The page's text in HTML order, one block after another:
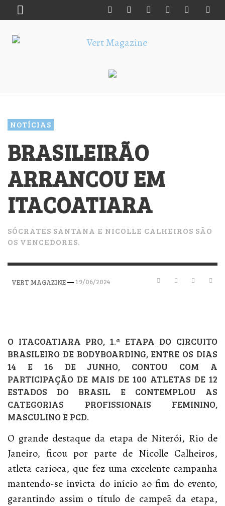
NOTÍCIAS
BRASILEIRÃO
ARRANCOU EM
ITACOATIARA
SÓCRATES SANTANA E NICOLLE CALHEIROS SÃO
OS VENCEDORES.
VERT MAGAZINE— 19/06/2024
O ITACOATIARA PRO, 1.ª ETAPA DO CIRCUITO
BRASILEIRO DE BODYBOARDING, ENTRE OS DIAS
14 E 16 DE JUNHO, CONTOU COM A
PARTICIPAÇÃO DE MAIS DE 100 ATLETAS DE 12
ESTADOS DO BRASIL E CONTEMPLOU AS
CATEGORIAS PROFISSIONAIS FEMININO,
MASCULINO E PCD.
O grande destaque da etapa de Niterói, Rio de
Janeiro, ficou por parte de Nicolle Calheiros,
atleta carioca, que fez uma excelente campanha
mantendo-se invicta do início ao fim do evento,
garantindo assim o título de campeã da etapa,